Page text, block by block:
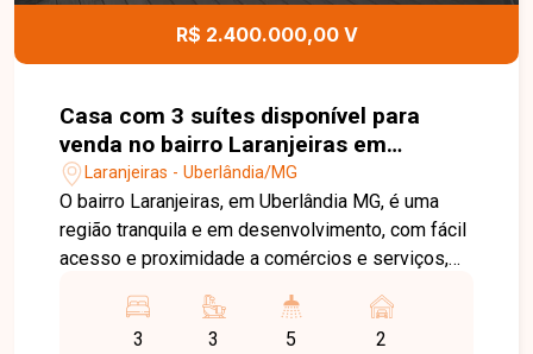
R$ 2.400.000,00 V
Casa com 3 suítes disponível para
venda no bairro Laranjeiras em
Uberlândia-MG
Laranjeiras - Uberlândia/MG
O bairro Laranjeiras, em Uberlândia MG, é uma
região tranquila e em desenvolvimento, com fácil
acesso e proximidade a comércios e serviços,
Casa térrea com ambientes bem distribuídos e
funcionais, contando com sala integrada, cozinha
3 3 5 2